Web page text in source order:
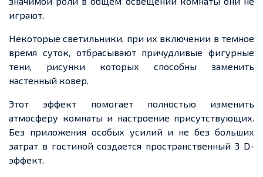
играют.
Некоторые светильники, при их включении в темное
время суток, отбрасывают причудливые фигурные
тени, рисунки которых способны заменить
настенный ковер.
Этот эффект помогает полностью изменить
атмосферу комнаты и настроение присутствующих.
Без приложения особых усилий и не без больших
затрат в гостиной создается пространственный 3 D-
эффект.